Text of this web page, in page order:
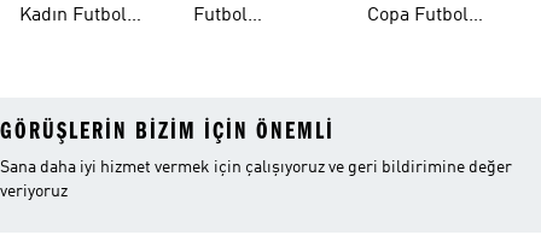
Kadın Futbol
Futbol
Copa Futbol
GÖRÜŞLERIN BIZIM IÇIN ÖNEMLI
Sana daha iyi hizmet vermek için çalışıyoruz ve geri bildirimine değer
veriyoruz